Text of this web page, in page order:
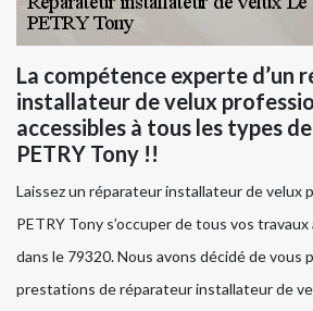
La compétence experte d’un
installateur de velux
accessibles à tous les types
PETRY Tony !!
Laissez un réparateur installateur de velux
PETRY Tony s’occuper de tous vos travaux
dans le 79320. Nous avons décidé de vous
prestations de réparateur installateur de